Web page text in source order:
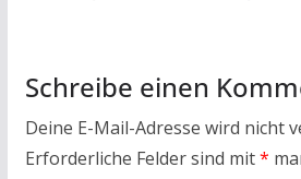
Schreibe einen
Deine E-Mail-Adresse wird nicht
Erforderliche Felder sind mit*